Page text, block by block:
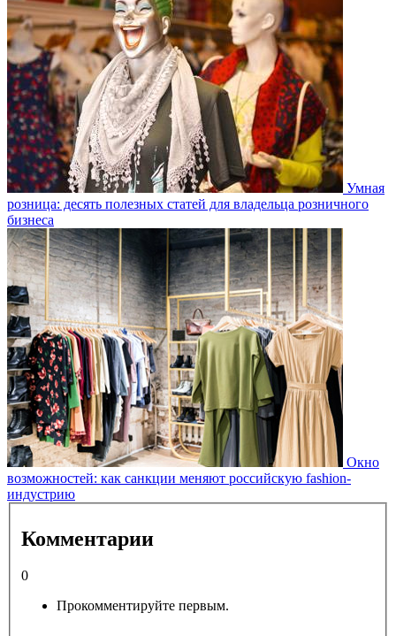
Умная
розница: десять полезных статей для владельца розничного
бизнеса
Окно
возможностей: как санкции меняют российскую fashion-
индустрию
Комментарии
0
Прокомментируйте первым.